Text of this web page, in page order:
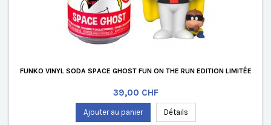
FUNKO VINYL SODA SPACE GHOST FUN ON THE RUN EDITION LIMITÉE
Prix
39,00 CHF
Ajouter au panier Détails